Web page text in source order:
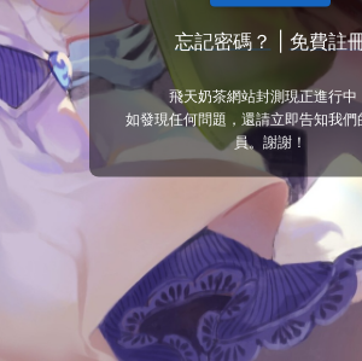
忘記密碼？ 免費註
飛天奶茶網站封測現正進行中
如發現任何問題，還請立即告知我們
員。謝謝！